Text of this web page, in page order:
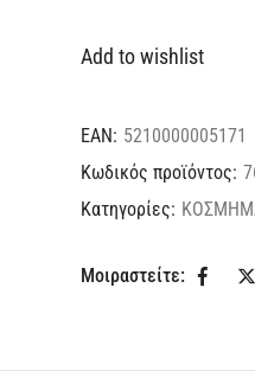
Add to wishlist
EAN: 5210000005171
Κωδικός προϊόντος:
Κατηγορίες:
Μοιραστείτε: